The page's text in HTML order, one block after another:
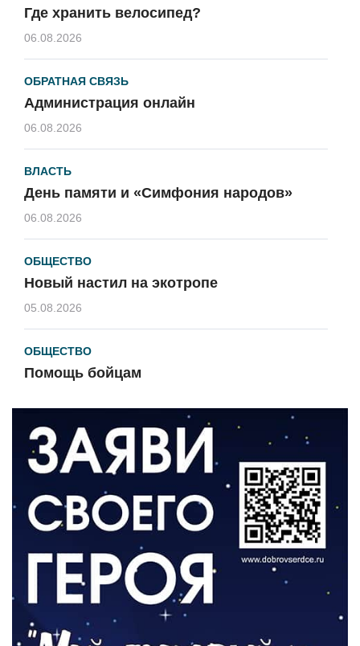
Где хранить велосипед?
06.08.2026
ОБРАТНАЯ СВЯЗЬ
Администрация онлайн
06.08.2026
ВЛАСТЬ
День памяти и «Симфония народов»
06.08.2026
ОБЩЕСТВО
Новый настил на экотропе
05.08.2026
ОБЩЕСТВО
Помощь бойцам
ВЛАСТЬ
«Второй старт» для ветеранов СВО
РАЗЪЯСНЯЕМ
Контракт с новой выплатой
05.08.2026